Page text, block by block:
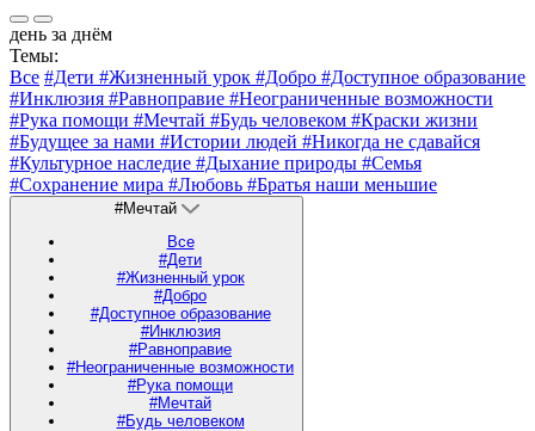
день за днём
Темы:
Все #Дети #Жизненный урок #Добро #Доступное образование
#Инклюзия #Равноправие #Неограниченные возможности
#Рука помощи #Мечтай #Будь человеком #Краски жизни
#Будущее за нами #Истории людей #Никогда не сдавайся
#Культурное наследие #Дыхание природы #Семья
#Сохранение мира #Любовь #Братья наши меньшие
#Мечтай
Все
#Дети
#Жизненный урок
#Добро
#Доступное образование
#Инклюзия
#Равноправие
#Неограниченные возможности
#Рука помощи
#Мечтай
#Будь человеком